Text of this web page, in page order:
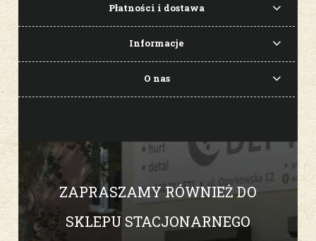
Płatności i dostawa
Informacje
O nas
ZAPRASZAMY RÓWNIEŻ DO
SKLEPU STACJONARNEGO